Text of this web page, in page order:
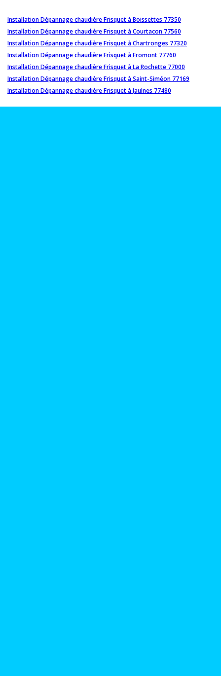
Installation Dépannage chaudière Frisquet à Boissettes 77350
Installation Dépannage chaudière Frisquet à Courtacon 77560
Installation Dépannage chaudière Frisquet à Chartronges 77320
Installation Dépannage chaudière Frisquet à Fromont 77760
Installation Dépannage chaudière Frisquet à La Rochette 77000
Installation Dépannage chaudière Frisquet à Saint-Siméon 77169
Installation Dépannage chaudière Frisquet à Jaulnes 77480